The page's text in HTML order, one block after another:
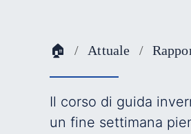
🏠 Attuale
Il corso di guida
un fine settimana